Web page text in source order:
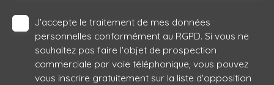
J'accepte le traitement de mes données
personnelles conformément au RGPD. Si vous ne
souhaitez pas faire l'objet de prospection
commerciale par voie téléphonique, vous pouvez
vous inscrire gratuitement sur la liste d'opposition